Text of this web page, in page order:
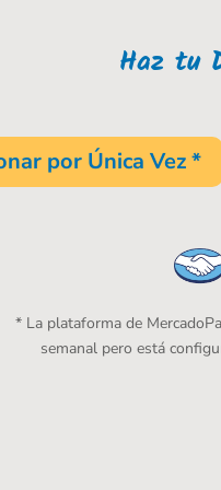
Haz tu
por Única Vez *
* La plataforma de
semanal pero está